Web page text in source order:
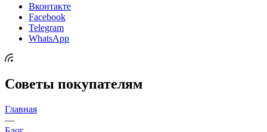
Вконтакте
Facebook
Telegram
WhatsApp
Советы покупателям
Главная
—